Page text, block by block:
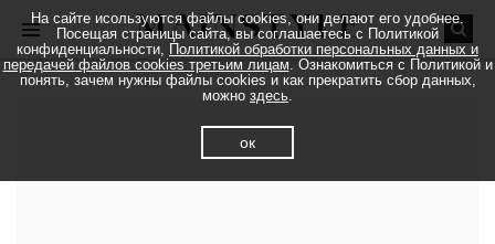
На сайте исользуются файлы cookies, они делают его удобнее.
Посещая страницы сайта, вы соглашаетесь с Политикой
конфиденциальности, Политикой обработки персональных данных и
передачей файлов cookies третьим лицам. Ознакомиться с Политикой и
понять, зачем нужны файлы cookies и как прекратить сбор данных,
можно здесь.
ок